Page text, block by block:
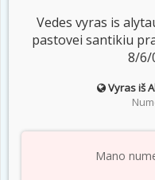
Vedes vyras is
pastovei santikiu
8/6/
Vyras iš
Mano